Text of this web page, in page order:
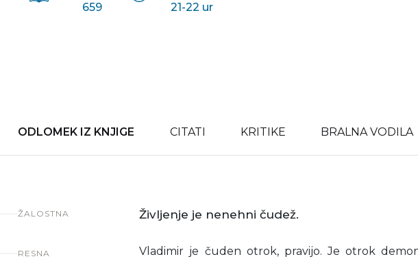
659
21-22 ur
ODLOMEK IZ KNJIGE CITATI KRITIKE BRALNA VODILA
ŽALOSTNA
RESNA
Življenje je nenehni čudež.
Vladimir je čuden otrok, pravijo. Je otrok